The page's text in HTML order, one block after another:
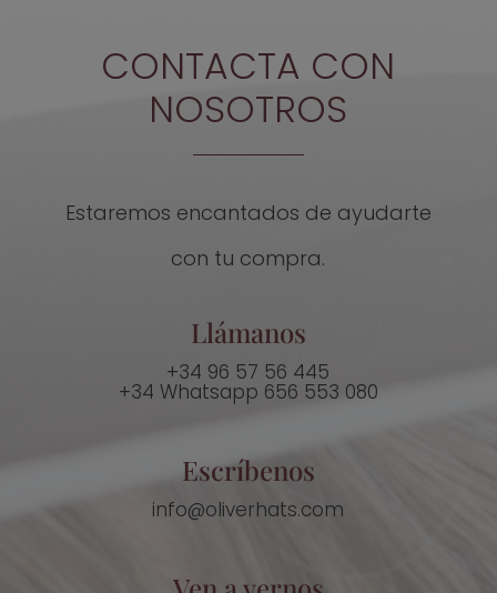
CONTACTA CON
NOSOTROS
Estaremos encantados de ayudarte
con tu compra.
Llámanos
+34 96 57 56 445
+34 Whatsapp 656 553 080
Escríbenos
info@oliverhats.com